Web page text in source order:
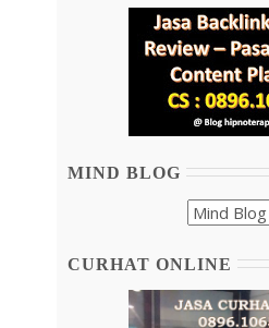
MIND BLOG
CURHAT ONLINE